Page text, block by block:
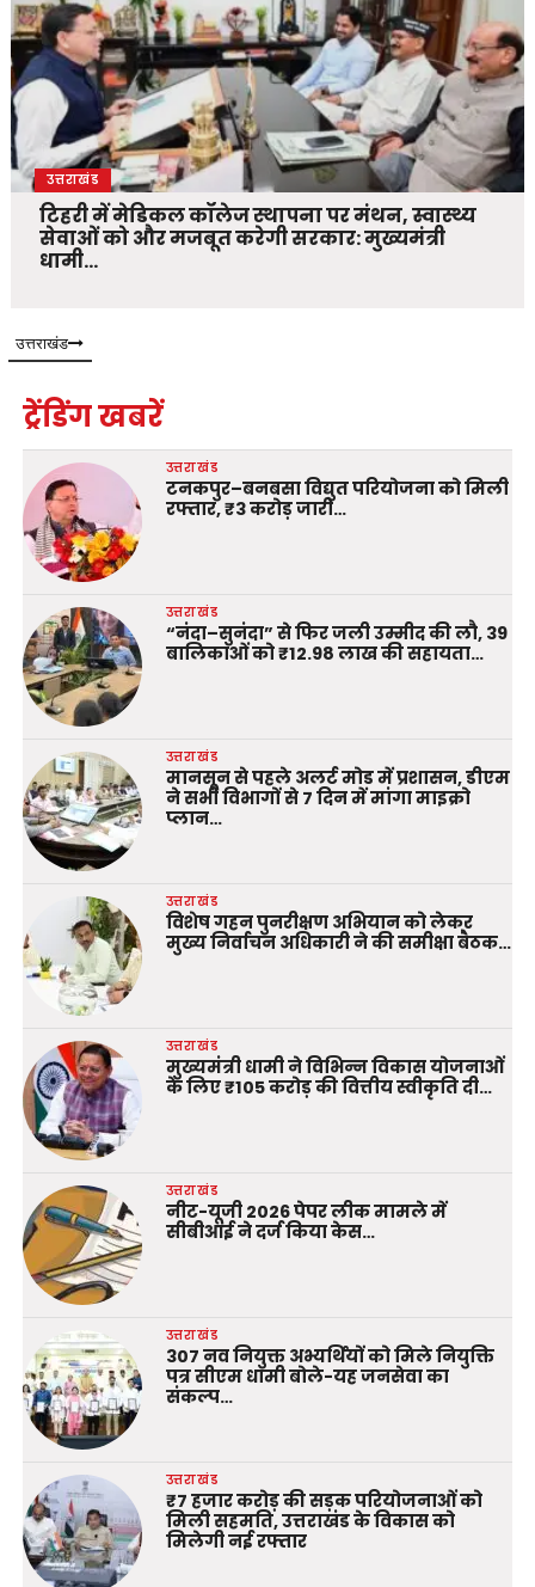
उत्तराखंड
टिहरी में मेडिकल कॉलेज स्थापना पर मंथन, स्वास्थ्य
सेवाओं को और मजबूत करेगी सरकार: मुख्यमंत्री
धामी…
उत्तराखंड
ट्रेंडिंग खबरें
उत्तराखंड
टनकपुर–बनबसा विद्युत परियोजना को मिली
रफ्तार, ₹3 करोड़ जारी…
उत्तराखंड
“नंदा–सुनंदा” से फिर जली उम्मीद की लौ, 39
बालिकाओं को ₹12.98 लाख की सहायता…
उत्तराखंड
मानसून से पहले अलर्ट मोड में प्रशासन, डीएम
ने सभी विभागों से 7 दिन में मांगा माइक्रो
प्लान…
उत्तराखंड
विशेष गहन पुनरीक्षण अभियान को लेकर
मुख्य निर्वाचन अधिकारी ने की समीक्षा बैठक…
उत्तराखंड
मुख्यमंत्री धामी ने विभिन्न विकास योजनाओं
के लिए ₹105 करोड़ की वित्तीय स्वीकृति दी…
उत्तराखंड
नीट-यूजी 2026 पेपर लीक मामले में
सीबीआई ने दर्ज किया केस…
उत्तराखंड
307 नव नियुक्त अभ्यर्थियों को मिले नियुक्ति
पत्र सीएम धामी बोले-यह जनसेवा का
संकल्प…
उत्तराखंड
₹7 हजार करोड़ की सड़क परियोजनाओं को
मिली सहमति, उत्तराखंड के विकास को
मिलेगी नई रफ्तार